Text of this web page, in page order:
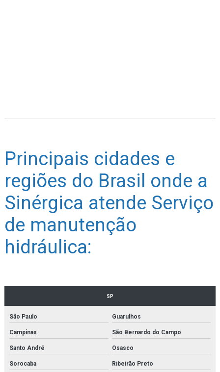
Principais cidades e
regiões do Brasil onde a
Sinérgica atende Serviço
de manutenção
hidráulica:
SP
São Paulo Guarulhos
Campinas São Bernardo do Campo
Santo André Osasco
Sorocaba Ribeirão Preto